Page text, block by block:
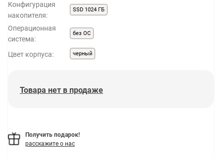
Конфигурация
накопителя:
SSD 1024 ГБ
Операционная
система:
без ОС
Цвет корпуса: черный
Товара нет в продаже
Получить подарок!
расскажите о нас